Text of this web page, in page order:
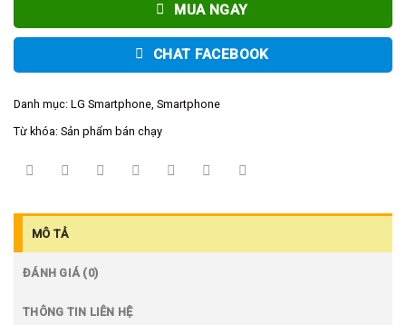
MUA NGAY
CHAT FACEBOOK
Danh mục: LG Smartphone Smartphone
Từ khóa: Sản phẩm bán chạy
MÔ TẢ
ĐÁNH GIÁ (0)
THÔNG TIN LIÊN HỆ